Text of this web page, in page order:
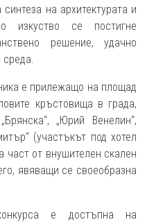
на архитектурата и
изкуство се постигне
решение, удачно
среда.
е прилежащо на площад
кръстовища в града,
„Юрий Венелин“,
(участъкът под хотел
част от внушителен скален
явяващи се своеобразна
е достъпна на